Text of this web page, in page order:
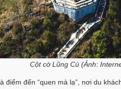
Cột cờ Lũng Cú (Ảnh:
đến “quen mà lạ”, nơi du